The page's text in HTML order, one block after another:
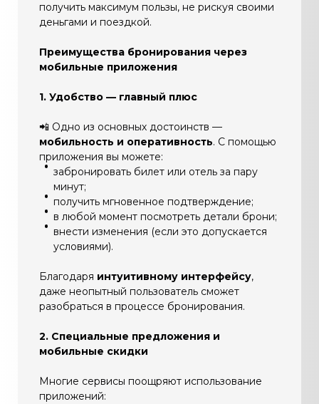
получить максимум пользы, не рискуя своими
деньгами и поездкой.
Преимущества бронирования через
мобильные приложения
1. Удобство — главный плюс
📲 Одно из основных достоинств —
мобильность и оперативность. С помощью
приложения вы можете:
забронировать билет или отель за пару
минут;
получить мгновенное подтверждение;
в любой момент посмотреть детали брони;
внести изменения (если это допускается
условиями).
Благодаря интуитивному интерфейсу,
даже неопытный пользователь сможет
разобраться в процессе бронирования.
2. Специальные предложения и
мобильные скидки
Многие сервисы поощряют использование
приложений: